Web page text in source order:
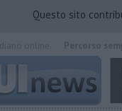
Questo sito